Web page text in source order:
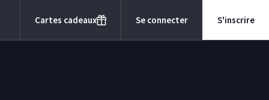
Cartes cadeaux Se connecter S'inscrire